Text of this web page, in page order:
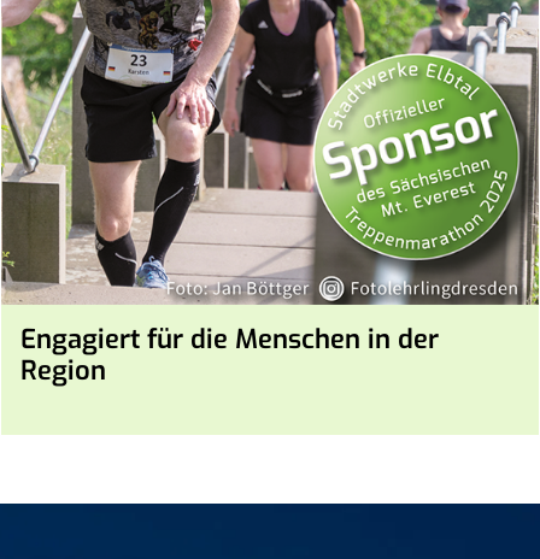
Engagiert für die Menschen in der
Region